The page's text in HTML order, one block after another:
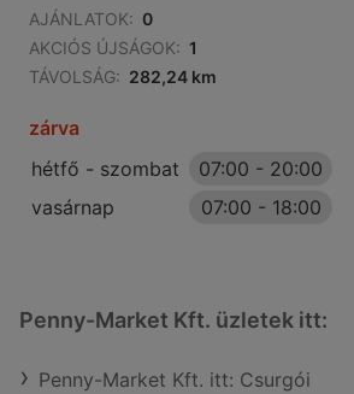
AJÁNLATOK: 0
AKCIÓS ÚJSÁGOK: 1
TÁVOLSÁG: 282,24 km
zárva
hétfő - szombat
07:00 - 20:00
vasárnap
07:00 - 18:00
Penny-Market Kft. üzletek itt:
Penny-Market Kft. itt: Csurgói